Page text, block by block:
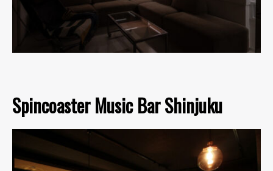
Spincoaster Music Bar Shinjuku